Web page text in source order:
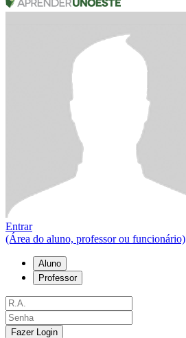
Entrar
(Área do aluno, professor ou funcionário)
Aluno
Professor
Fazer Login